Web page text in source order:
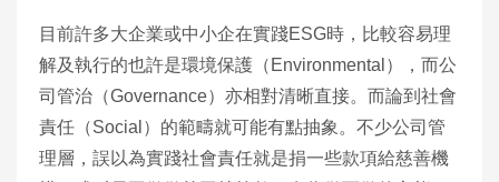
目前許多大企業或中小企在實踐ESG時，比較容易理
解及執行的也許是環境保護（Environmental），而公
司管治（Governance）亦相對清晰直接。而論到社會
責任（Social）的範疇就可能有點抽象。不少公司管
理層，誤以為實踐社會責任就是捐一些款項給慈善機